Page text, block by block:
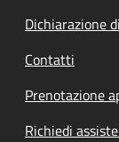
Dichiarazione
Contatti
Prenotazione
Richiedi